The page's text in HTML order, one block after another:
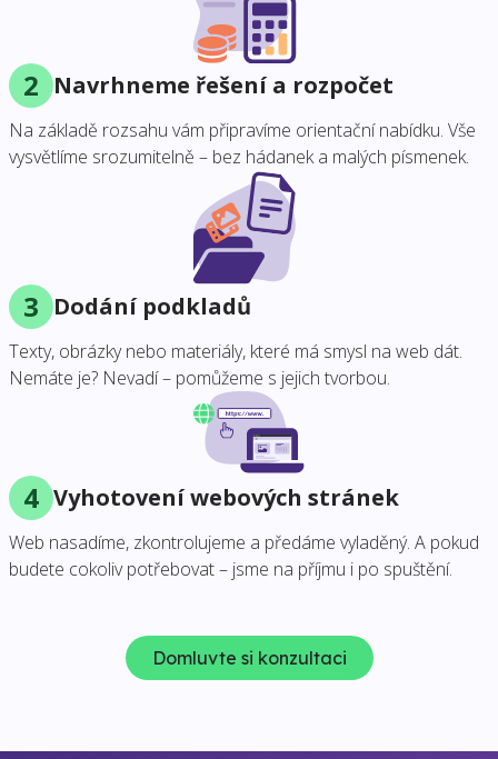
2 Navrhneme řešení a rozpočet
Na základě rozsahu vám připravíme orientační nabídku. Vše
vysvětlíme srozumitelně – bez hádanek a malých písmenek.
3 Dodání podkladů
Texty, obrázky nebo materiály, které má smysl na web dát.
Nemáte je? Nevadí – pomůžeme s jejich tvorbou.
4 Vyhotovení webových stránek
Web nasadíme, zkontrolujeme a předáme vyladěný. A pokud
budete cokoliv potřebovat – jsme na příjmu i po spuštění.
Domluvte si konzultaci